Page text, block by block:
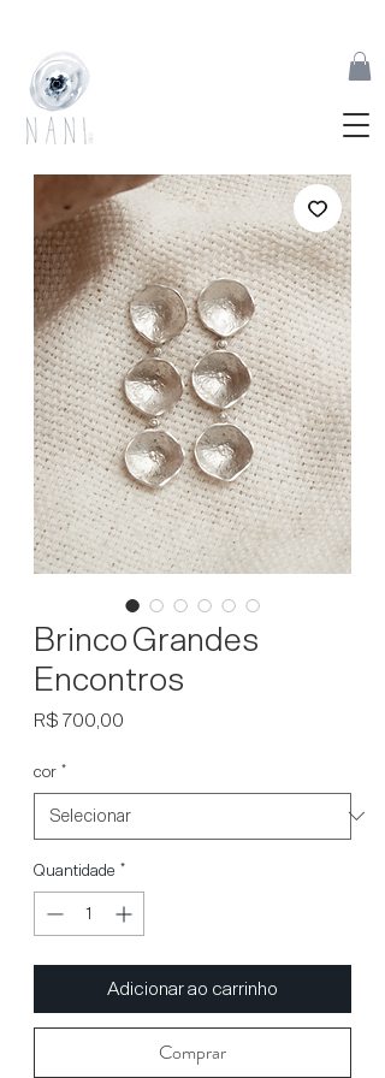
Brinco Grandes
Encontros
R$ 700,00
cor *
Quantidade *
Adicionar ao carrinho
Comprar